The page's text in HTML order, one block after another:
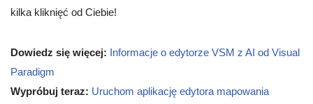
kilka kliknięć od Ciebie!
Dowiedz się więcej: Informacje o edytorze VSM z AI od Visual
Paradigm
Wypróbuj teraz: Uruchom aplikację edytora mapowania